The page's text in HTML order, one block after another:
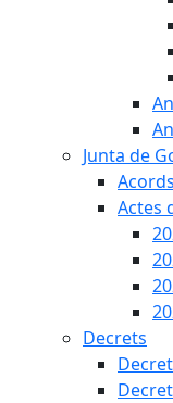
Junta de
Actes
Decrets